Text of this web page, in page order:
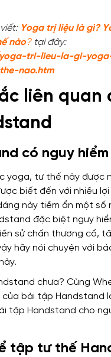
Yoga trị liệu là gì?
nào?tại đây:
tri-lieu-la-gi-
nao.htm
liên quan
có nguy
yoga, tư thế này được
biết đến với nhiều lợi
này tiềm ẩn một số
đặc biệt nguy
sử chấn thương cổ,
hãy nói chuyện với
tập tư thế